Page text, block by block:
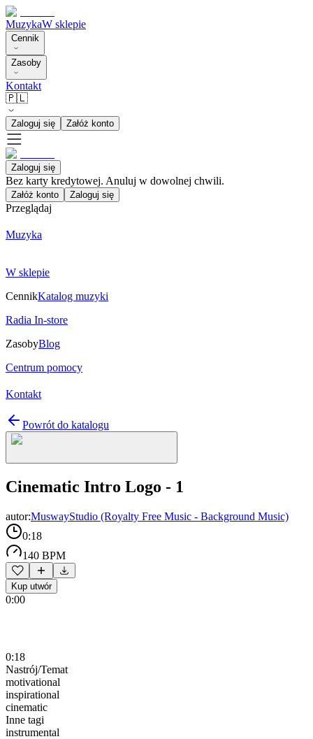
MuzykaW sklepie
Cennik
Zasoby
Kontakt
🇵🇱
Zaloguj się Załóż konto
Zaloguj się
Bez karty kredytowej. Anuluj w dowolnej chwili.
Załóż konto Zaloguj się
Przeglądaj
Muzyka
W sklepie
CennikKatalog muzyki
Radia In-store
ZasobyBlog
Centrum pomocy
Kontakt
Powrót do katalogu
Cinematic Intro Logo - 1
autor:MuswayStudio (Royalty Free Music - Background Music)
0:18
140 BPM
Kup utwór
0:00
0:18
Nastrój/Temat
motivational
inspirational
cinematic
Inne tagi
instrumental